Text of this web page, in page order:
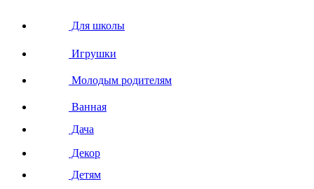
Для школы
Игрушки
Молодым родителям
Ванная
Дача
Декор
Детям